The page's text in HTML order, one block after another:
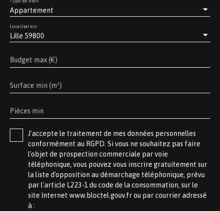
Appartement
Lille 59800
Localisation
Budget max (€)
Surface min (m²)
Pièces min
J'accepte le traitement de mes données personnelles
conformément au RGPD. Si vous ne souhaitez pas faire
l'objet de prospection commerciale par voie
téléphonique, vous pouvez vous inscrire gratuitement sur
la liste d'opposition au démarchage téléphonique, prévu
par l'article L223-1 du code de la consommation, sur le
site Internet www.bloctel.gouv.fr ou par courrier adressé
à :